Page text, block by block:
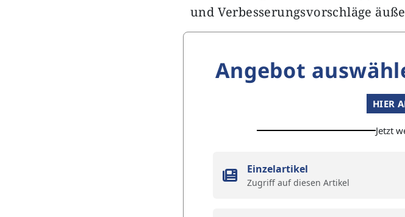
und Verbesserungsvorschläge
Angebot
HIER
Jetzt
Einzelartikel
Zugriff auf diesen Artikel